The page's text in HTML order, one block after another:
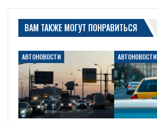
ВАМ ТАКЖЕ МОГУТ ПОНРАВИТЬСЯ
АВТОНОВОСТИ АВТОНОВОСТИ